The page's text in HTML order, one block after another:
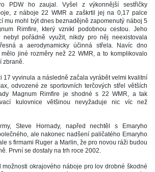
PDW ho zaujal. Vyšel z výkonnější sestřičky
z náboje 22 WMR a zaškrtil jej na 0,17 palce
mu mohl být dnes beznadějně zapomenutý náboj 5
Rimfire, který vznikl podobnou cestou. Jeho
pořádně využit, nikdy pro něj neexistovala
a aerodynamicky účinná střela. Navíc dno
jiné rozměry než 22 WMR, a to komplikovalo
zbraně.
17 vyvinula a následně začala vyrábět velmi kvalitní
odvozené ze sportovních terčových střel větších
Magnum Rimfire je shodné s 22 WMR, a tak
kulovnice většinou nevyžaduje nic víc než
Steve Hornady, napřed nechtěl s Emaryho
ale nakonec nadšení paličatého Emaryho
s firmami Ruger a Marlin, že pro novou ráži budou
První se dostaly na trh roce 2002.
možnosti okrajového náboje pro lov drobné škodné